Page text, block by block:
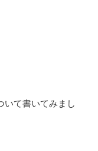
いて書いてみまし